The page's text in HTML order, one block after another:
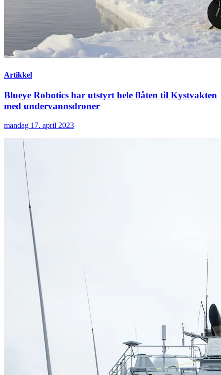
Artikkel
Blueye Robotics har utstyrt hele flåten til Kystvakten
med undervannsdroner
mandag 17. april 2023